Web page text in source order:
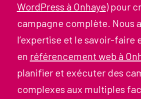
WordPress à Onhaye) pour
campagne complète. Nous
l’expertise et le savoir-faire
en référencement web à
planifier et exécuter des
complexes aux multiples